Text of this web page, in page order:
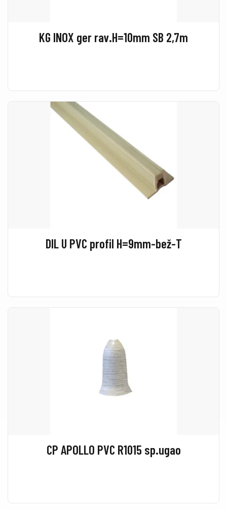
KG INOX ger rav.H=10mm SB 2,7m
DIL U PVC profil H=9mm-bež-T
CP APOLLO PVC R1015 sp.ugao